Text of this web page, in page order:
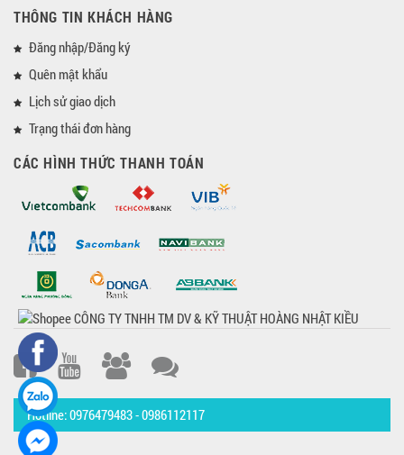
THÔNG TIN KHÁCH HÀNG
Đăng nhập/Đăng ký
Quên mật khẩu
Lịch sử giao dịch
Trạng thái đơn hàng
CÁC HÌNH THỨC THANH TOÁN
Hotline: 0976479483 - 0986112117